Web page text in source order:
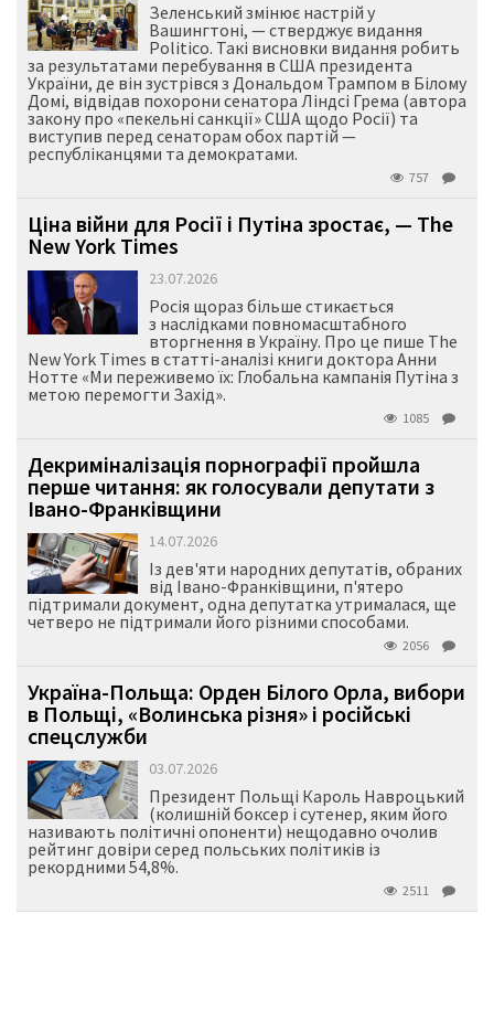
Зеленський змінює настрій у
Вашингтоні, — стверджує видання
Politico. Такі висновки видання робить
за результатами перебування в США президента
України, де він зустрівся з Дональдом Трампом в Білому
Домі, відвідав похорони сенатора Ліндсі Грема (автора
закону про «пекельні санкції» США щодо Росії) та
виступив перед сенаторам обох партій —
республіканцями та демократами.
757
Ціна війни для Росії і Путіна зростає, — The
New York Times
23.07.2026
Росія щораз більше стикається
з наслідками повномасштабного
вторгнення в Україну. Про це пише The
New York Times в статті-аналізі книги доктора Анни
Нотте «Ми переживемо їх: Глобальна кампанія Путіна з
метою перемогти Захід».
1085
Декриміналізація порнографії пройшла
перше читання: як голосували депутати з
Івано-Франківщини
14.07.2026
Із дев'яти народних депутатів, обраних
від Івано-Франківщини, п'ятеро
підтримали документ, одна депутатка утрималася, ще
четверо не підтримали його різними способами.
2056
Україна-Польща: Орден Білого Орла, вибори
в Польщі, «Волинська різня» і російські
спецслужби
03.07.2026
Президент Польщі Кароль Навроцький
(колишній боксер і сутенер, яким його
називають політичні опоненти) нещодавно очолив
рейтинг довіри серед польських політиків із
рекордними 54,8%.
2511